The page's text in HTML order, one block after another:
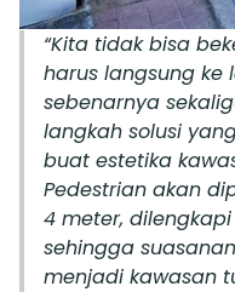
“Kita tidak bisa
harus langsung ke
sebenarnya
langkah solusi
buat estetika
Pedestrian akan
4 meter,
sehingga
menjadi kawasan